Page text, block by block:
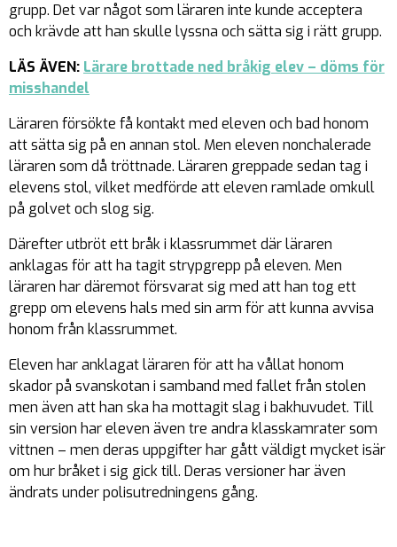
grupp. Det var något som läraren inte kunde acceptera
och krävde att han skulle lyssna och sätta sig i rätt grupp.
LÄS ÄVEN: Lärare brottade ned bråkig elev – döms för
misshandel
Läraren försökte få kontakt med eleven och bad honom
att sätta sig på en annan stol. Men eleven nonchalerade
läraren som då tröttnade. Läraren greppade sedan tag i
elevens stol, vilket medförde att eleven ramlade omkull
på golvet och slog sig.
Därefter utbröt ett bråk i klassrummet där läraren
anklagas för att ha tagit strypgrepp på eleven. Men
läraren har däremot försvarat sig med att han tog ett
grepp om elevens hals med sin arm för att kunna avvisa
honom från klassrummet.
Eleven har anklagat läraren för att ha vållat honom
skador på svanskotan i samband med fallet från stolen
men även att han ska ha mottagit slag i bakhuvudet. Till
sin version har eleven även tre andra klasskamrater som
vittnen – men deras uppgifter har gått väldigt mycket isär
om hur bråket i sig gick till. Deras versioner har även
ändrats under polisutredningens gång.